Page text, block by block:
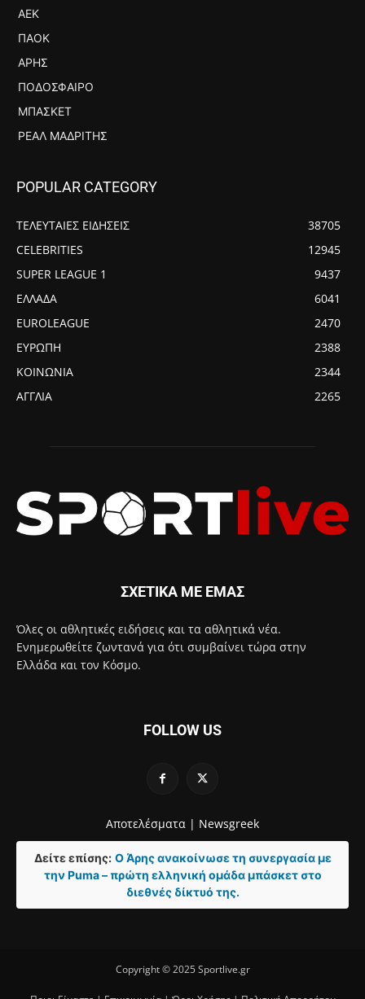
ΑΕΚ
ΠΑΟΚ
ΆΡΗΣ
ΠΟΔΌΣΦΑΙΡΟ
ΜΠΆΣΚΕΤ
ΡΕΆΛ ΜΑΔΡΊΤΗΣ
POPULAR CATEGORY
ΤΕΛΕΥΤΑΙΕΣ ΕΙΔΗΣΕΙΣ
38705
CELEBRITIES
12945
SUPER LEAGUE 1
9437
ΕΛΛΑΔΑ
6041
EUROLEAGUE
2470
ΕΥΡΩΠΗ
2388
ΚΟΙΝΩΝΙΑ
2344
ΑΓΓΛΙΑ
2265
ΣΧΕΤΙΚΑ ΜΕ ΕΜΑΣ
Όλες οι αθλητικές ειδήσεις και τα αθλητικά νέα.
Ενημερωθείτε ζωντανά για ότι συμβαίνει τώρα στην
Ελλάδα και τον Κόσμο.
FOLLOW US
Αποτελέσματα | Newsgreek
Δείτε επίσης: Ο Άρης ανακοίνωσε τη συνεργασία με
την Puma – πρώτη ελληνική ομάδα μπάσκετ στο
διεθνές δίκτυό της.
Copyright © 2025 Sportlive.gr